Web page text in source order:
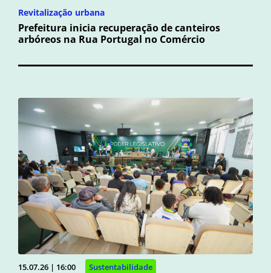
Revitalização urbana
Prefeitura inicia recuperação de canteiros
arbóreos na Rua Portugal no Comércio
15.07.26 | 16:00 Sustentabilidade